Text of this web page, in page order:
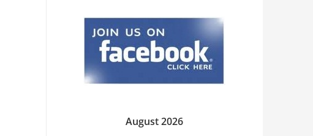
August 2026